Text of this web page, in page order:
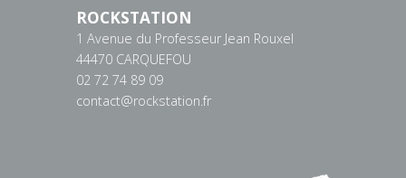
ROCKSTATION
1 Avenue du Professeur Jean Rouxel
44470 CARQUEFOU
02 72 74 89 09
contact@rockstation.fr